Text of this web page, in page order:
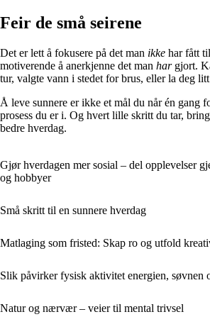
Feir de små seirene
Det er lett å fokusere på det man ikke har fått
motiverende å anerkjenne det man hargjort.
tur, valgte vann i stedet for brus, eller la deg
Å leve sunnere er ikke et mål du når én gang
prosess du er i. Og hvert lille skritt du tar,
bedre hverdag.
Gjør hverdagen mer sosial – del opplevelser
og hobbyer
Små skritt til en sunnere hverdag
Matlaging som fristed: Skap ro og utfold
Slik påvirker fysisk aktivitet energien, søvnen
Natur og nærvær – veier til mental trivsel